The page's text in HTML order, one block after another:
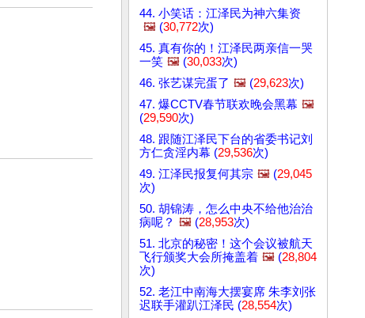
44. 小笑话：江泽民为神六集资
🖼️ (30,772次)
45. 真有你的！江泽民两亲信一哭
一笑 🖼️ (30,033次)
46. 张艺谋完蛋了 🖼️ (29,623次)
47. 爆CCTV春节联欢晚会黑幕 🖼️
(29,590次)
48. 跟随江泽民下台的省委书记刘
方仁贪淫内幕 (29,536次)
49. 江泽民报复何其宗 🖼️ (29,045
次)
50. 胡锦涛，怎么中央不给他治治
病呢？ 🖼️ (28,953次)
51. 北京的秘密！这个会议被航天
飞行颁奖大会所掩盖着 🖼️ (28,804
次)
52. 老江中南海大摆宴席 朱李刘张
迟联手灌趴江泽民 (28,554次)